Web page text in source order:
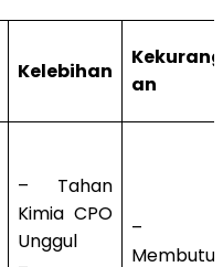
Kelebihan
Kekurang
an
– Tahan
Kimia CPO
Unggul
–